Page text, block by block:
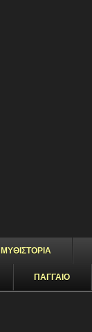
ΜΥΘΙΣΤΟΡΙΑ
ΠΑΓΓΑΙΟ